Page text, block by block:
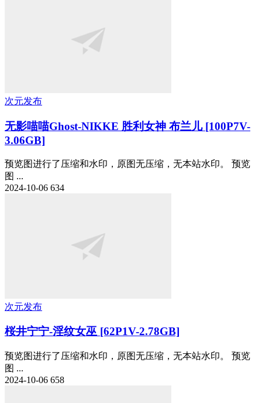
次元发布
无影喵喵Ghost-NIKKE 胜利女神 布兰儿 [100P7V-
3.06GB]
预览图进行了压缩和水印，原图无压缩，无本站水印。 预览
图 ...
2024-10-06 634
次元发布
桜井宁宁-淫纹女巫 [62P1V-2.78GB]
预览图进行了压缩和水印，原图无压缩，无本站水印。 预览
图 ...
2024-10-06 658